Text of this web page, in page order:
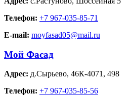
Телефон: +7 967-035-85-71
E-mail: moyfasad05@mail.ru
Мой Фасад
Адрес: д.Сырьево, 46К-4071, 498
Телефон: +7 967-035-85-56